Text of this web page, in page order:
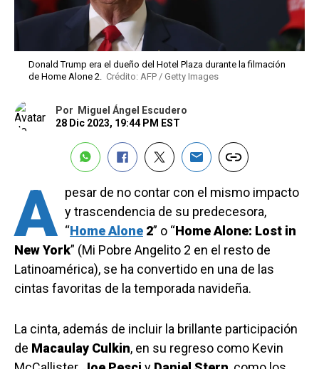
Donald Trump era el dueño del Hotel Plaza durante la filmación
de Home Alone 2. Crédito: AFP / Getty Images
Por
Miguel Ángel Escudero
28 Dic 2023, 19:44 PM EST
A pesar de no contar con el mismo impacto
y trascendencia de su predecesora,
“Home Alone 2” o “Home Alone: Lost in
New York” (Mi Pobre Angelito 2 en el resto de
Latinoamérica), se ha convertido en una de las
cintas favoritas de la temporada navideña.
La cinta, además de incluir la brillante participación
de Macaulay Culkin, en su regreso como Kevin